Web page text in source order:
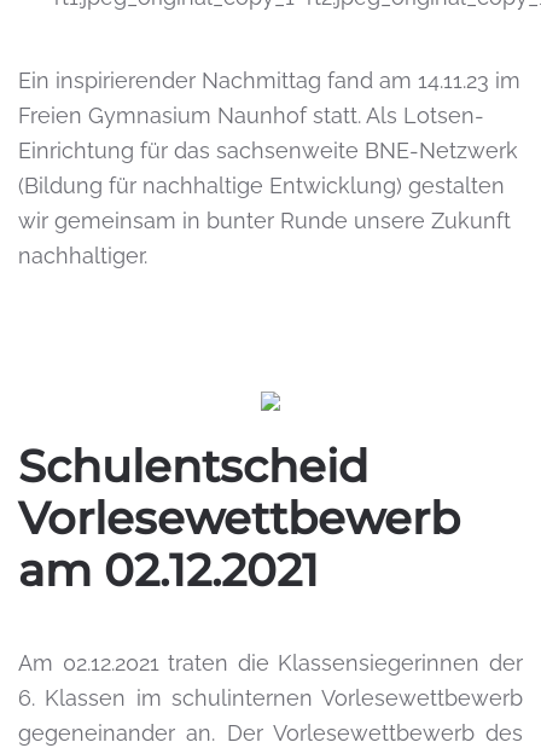
Ein inspirierender Nachmittag fand am 14.11.23 im
Freien Gymnasium Naunhof statt. Als Lotsen-
Einrichtung für das sachsenweite BNE-Netzwerk
(Bildung für nachhaltige Entwicklung) gestalten
wir gemeinsam in bunter Runde unsere Zukunft
nachhaltiger.
Schulentscheid
Vorlesewettbewerb
am 02.12.2021
Am 02.12.2021 traten die Klassensiegerinnen der
6. Klassen im schulinternen Vorlesewettbewerb
gegeneinander an. Der Vorlesewettbewerb des